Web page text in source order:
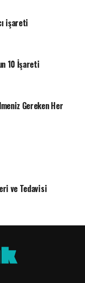
işareti
10 İşareti
Gereken Her
ve Tedavisi